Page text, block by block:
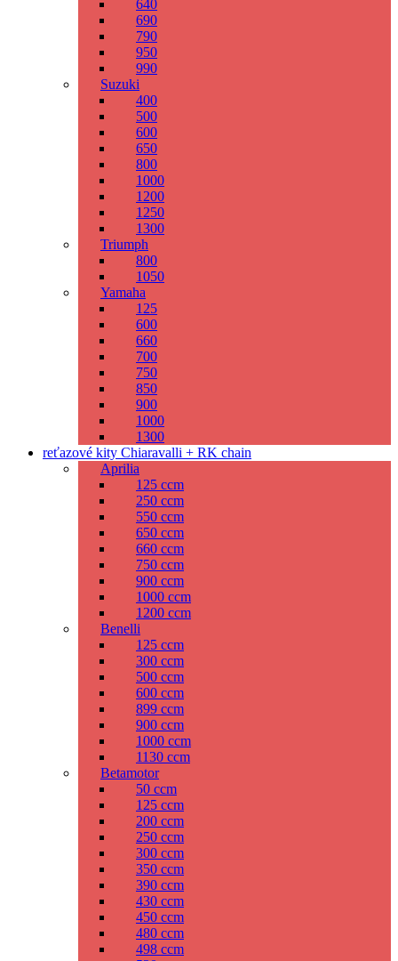
640
690
790
950
990
Suzuki
400
500
600
650
800
1000
1200
1250
1300
Triumph
800
1050
Yamaha
125
600
660
700
750
850
900
1000
1300
reťazové kity Chiaravalli + RK chain
Aprilia
125 ccm
250 ccm
550 ccm
650 ccm
660 ccm
750 ccm
900 ccm
1000 ccm
1200 ccm
Benelli
125 ccm
300 ccm
500 ccm
600 ccm
899 ccm
900 ccm
1000 ccm
1130 ccm
Betamotor
50 ccm
125 ccm
200 ccm
250 ccm
300 ccm
350 ccm
390 ccm
430 ccm
450 ccm
480 ccm
498 ccm